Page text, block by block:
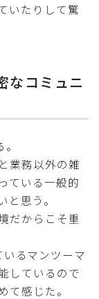
いたりして驚
なコミュニ
る。
業務以外の雑
ている一般的
思う。
だからこそ重
るマンツーマ
しているので
て感じた。